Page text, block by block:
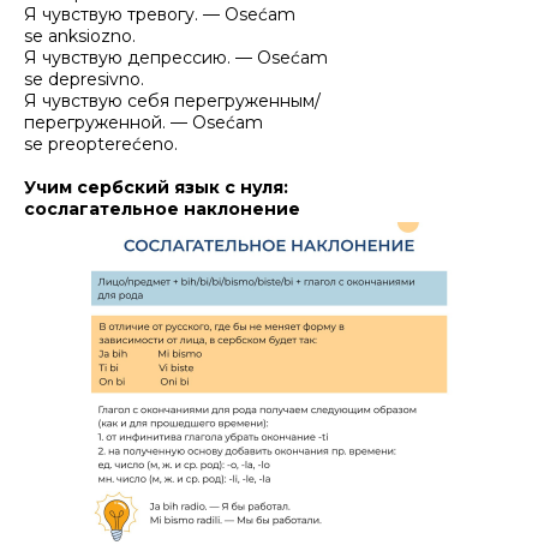
Я чувствую тревогу. — Osećam
se anksiozno.
Я чувствую депрессию. — Osećam
se depresivno.
Я чувствую себя перегруженным/
перегруженной. — Osećam
se preopterećeno.
Учим сербский язык с нуля:
сослагательное наклонение